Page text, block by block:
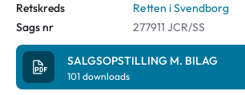
Retskreds
Retten i Svendborg
Sags nr
277911 JCR/SS
SALGSOPSTILLING M. BILAG
101 downloads